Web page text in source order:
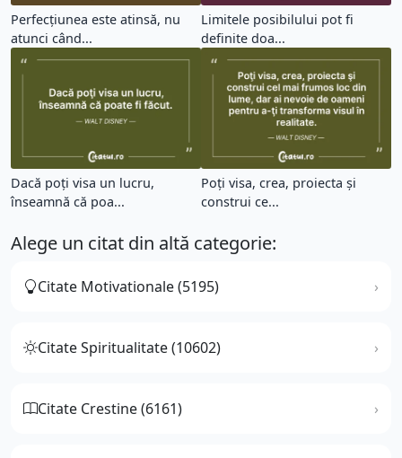
Perfecțiunea este atinsă, nu
atunci când...
Limitele posibilului pot fi
definite doa...
Dacă poţi visa un lucru,
înseamnă că poa...
Poţi visa, crea, proiecta şi
construi ce...
Alege un citat din altă categorie:
Citate Motivationale (5195)
Citate Spiritualitate (10602)
Citate Crestine (6161)